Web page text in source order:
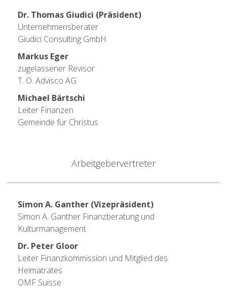
Dr. Thomas Giudici (Präsident)
Unternehmensberater
Giudici Consulting GmbH
Markus Eger
zugelassener Revisor
T. O. Advisco AG
Michael Bärtschi
Leiter Finanzen
Gemeinde für Christus
Arbeitgebervertreter
Simon A. Ganther (Vizepräsident)
Simon A. Ganther Finanzberatung und
Kulturmanagement
Dr. Peter Gloor
Leiter Finanzkommission und Mitglied des
Heimatrates
OMF Suisse